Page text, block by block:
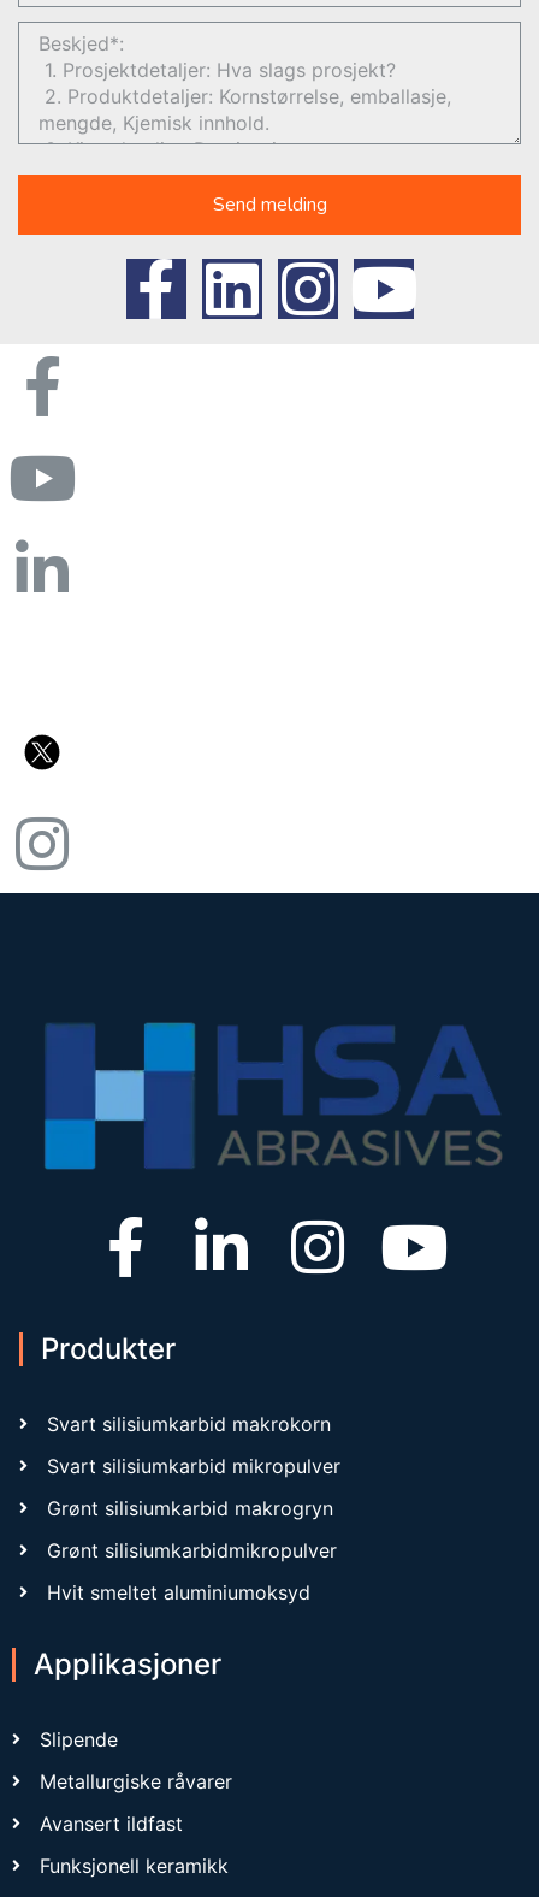
Send melding
Produkter
Svart silisiumkarbid makrokorn
Svart silisiumkarbid mikropulver
Grønt silisiumkarbid makrogryn
Grønt silisiumkarbidmikropulver
Hvit smeltet aluminiumoksyd
Applikasjoner
Slipende
Metallurgiske råvarer
Avansert ildfast
Funksjonell keramikk